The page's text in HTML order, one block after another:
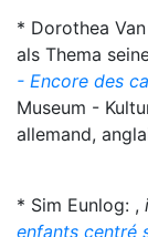
* Dorothea
als Thema
- Encore des
Museum -
allemand,
* Sim Eunlog: ,
enfants centré